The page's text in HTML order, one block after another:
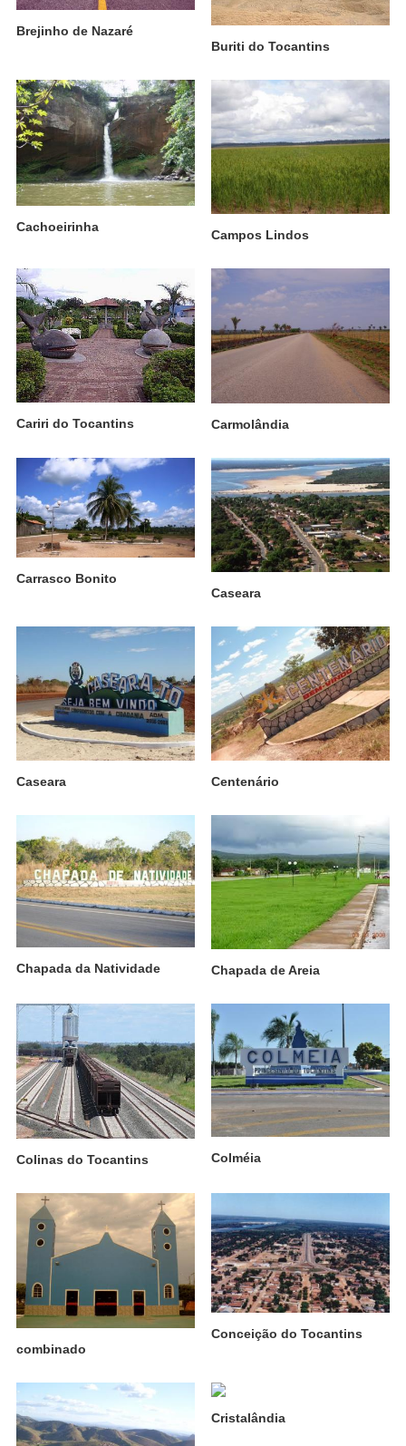
Brejinho de Nazaré
Buriti do Tocantins
Cachoeirinha
Campos Lindos
Cariri do Tocantins Carmolândia
Carrasco Bonito
Caseara
Caseara Centenário
Chapada da Natividade Chapada de Areia
Colinas do Tocantins Colméia
combinado
Conceição do Tocantins
Cristalândia